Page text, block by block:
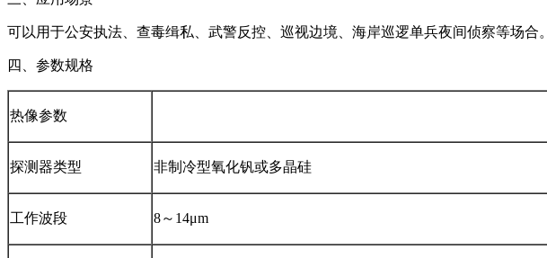
可以用于公安执法、查毒缉私、武警反控、巡视边境、海岸巡逻单兵夜间侦察等场合。
四、参数规格
热像参数
探测器类型 非制冷型氧化钒或多晶硅
工作波段 8～14μm